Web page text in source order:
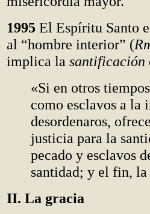
1995 El Espíritu Santo
al “hombre interior” (
implica la santificación
«Si en otros
como esclavos a la
desordenaros,
justicia para la
pecado y esclavos
santidad; y el fin,
II. La gracia